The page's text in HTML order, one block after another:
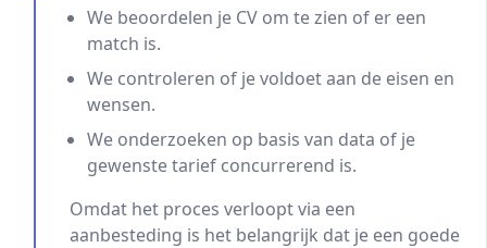
We beoordelen je CV om te zien of er een
match is.
We controleren of je voldoet aan de eisen en
wensen.
We onderzoeken op basis van data of je
gewenste tarief concurrerend is.
Omdat het proces verloopt via een
aanbesteding is het belangrijk dat je een goede